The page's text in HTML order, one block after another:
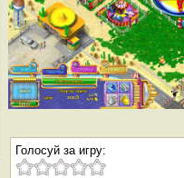
Голосуй за игру: